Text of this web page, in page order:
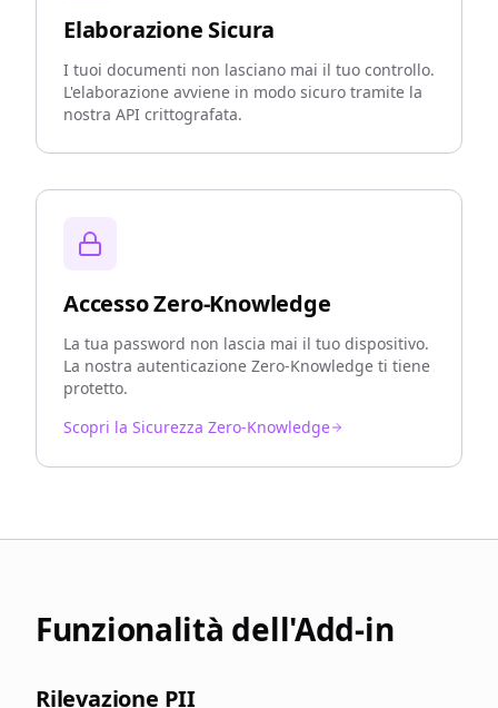
Elaborazione Sicura
I tuoi documenti non lasciano mai il tuo controllo.
L'elaborazione avviene in modo sicuro tramite la
nostra API crittografata.
Accesso Zero-Knowledge
La tua password non lascia mai il tuo dispositivo.
La nostra autenticazione Zero-Knowledge ti tiene
protetto.
Scopri la Sicurezza Zero-Knowledge
Funzionalità dell'Add-in
Rilevazione PII